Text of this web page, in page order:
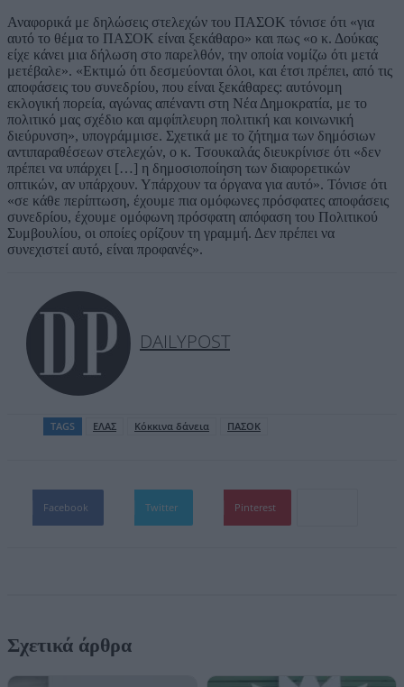
Αναφορικά με δηλώσεις στελεχών του ΠΑΣΟΚ τόνισε ότι «για
αυτό το θέμα το ΠΑΣΟΚ είναι ξεκάθαρο» και πως «ο κ. Δούκας
είχε κάνει μια δήλωση στο παρελθόν, την οποία νομίζω ότι μετά
μετέβαλε». «Εκτιμώ ότι δεσμεύονται όλοι, και έτσι πρέπει, από τις
αποφάσεις του συνεδρίου, που είναι ξεκάθαρες: αυτόνομη
εκλογική πορεία, αγώνας απέναντι στη Νέα Δημοκρατία, με το
πολιτικό μας σχέδιο και αμφίπλευρη πολιτική και κοινωνική
διεύρυνση», υπογράμμισε. Σχετικά με το ζήτημα των δημόσιων
αντιπαραθέσεων στελεχών, ο κ. Τσουκαλάς διευκρίνισε ότι «δεν
πρέπει να υπάρχει […] η δημοσιοποίηση των διαφορετικών
οπτικών, αν υπάρχουν. Υπάρχουν τα όργανα για αυτό». Τόνισε ότι
«σε κάθε περίπτωση, έχουμε πια ομόφωνες πρόσφατες αποφάσεις
συνεδρίου, έχουμε ομόφωνη πρόσφατη απόφαση του Πολιτικού
Συμβουλίου, οι οποίες ορίζουν τη γραμμή. Δεν πρέπει να
συνεχιστεί αυτό, είναι προφανές».
DAILYPOST
TAGS ΕΛΑΣ Κόκκινα δάνεια ΠΑΣΟΚ
Facebook Twitter Pinterest
Σχετικά άρθρα